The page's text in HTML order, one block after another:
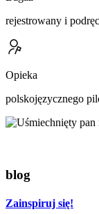
rejestrowany i
Opieka
polskojęzycznego
blog
Zainspiruj się!